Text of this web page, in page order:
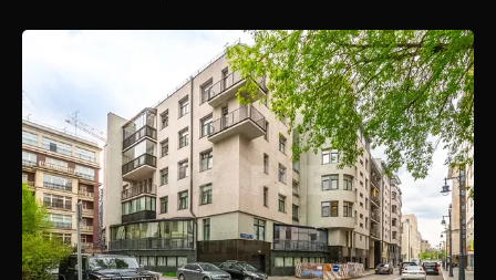
целое с окружающими памятниками архитектуры.
Внутренняя территория жилого комплекса благоустроена и
закрыта для посторонних, обеспечивая максимальную
безопасность и приватность для жильцов. Здесь вы найдете
подземный паркинг, что является неотъемлемой частью комфорта
городской жизни.
Расположенный в тихом старинном переулке, который
пересекается с Пречистенской набережной, жилой комплекс
«Спутник» окружен богатой культурной и исторической
инфраструктурой. В непосредственной близости находятся музеи,
кафе, рестораны и магазины, предлагая все необходимое для